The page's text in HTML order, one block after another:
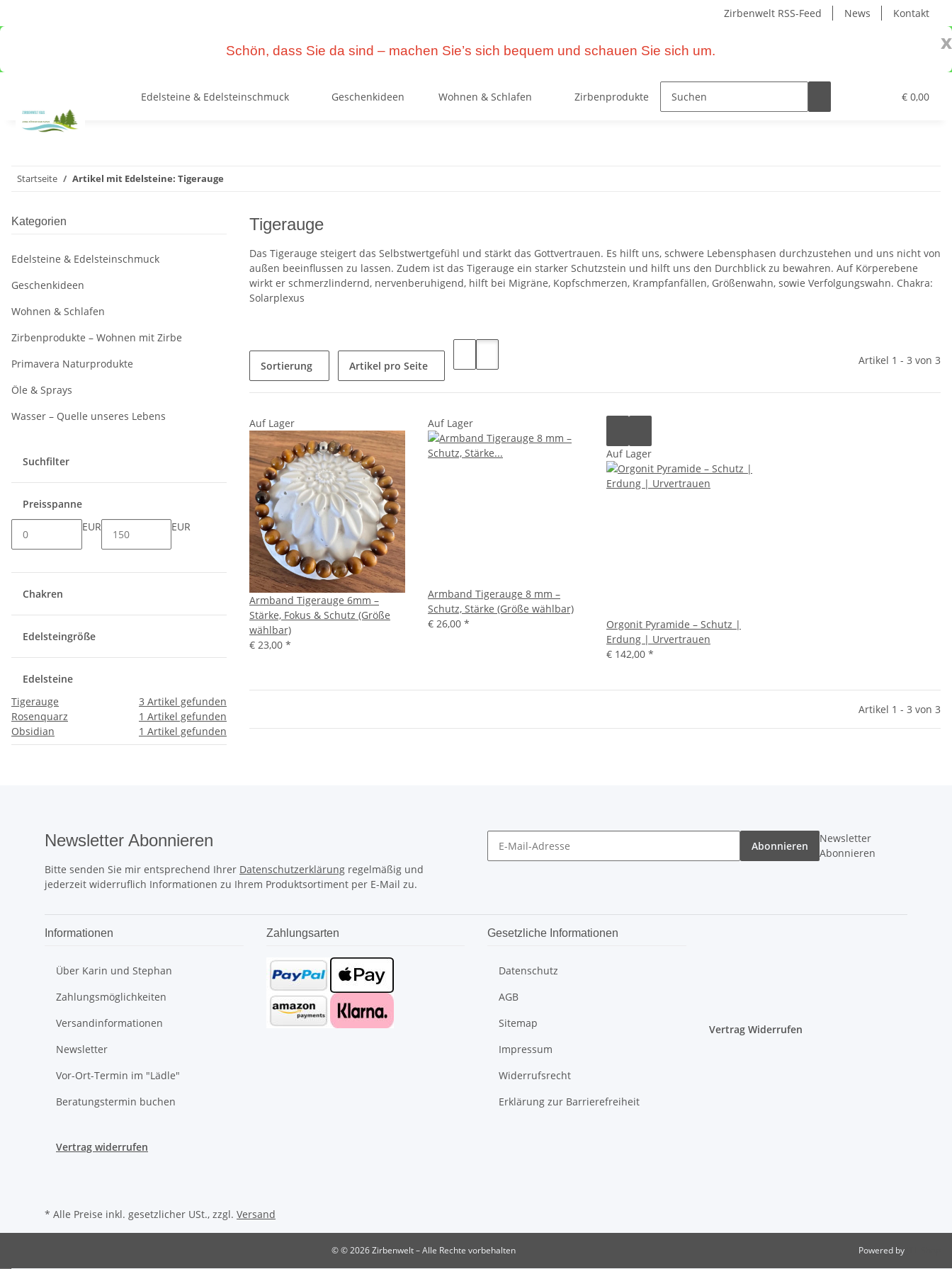
Zirbenwelt RSS-Feed News Kontakt
x
Schön, dass Sie da sind – machen Sie’s sich bequem und schauen Sie sich um.
€ 0,00
Edelsteine & Edelsteinschmuck Geschenkideen Wohnen & Schlafen Zirbenprodukte – Wohnen mit Zirbe Primavera Naturprodukte
Startseite Artikel mit Edelsteine: Tigerauge
Tigerauge
Das Tigerauge steigert das Selbstwertgefühl und stärkt das Gottvertrauen. Es hilft uns, schwere Lebensphasen durchzustehen und uns nicht von
außen beeinflussen zu lassen. Zudem ist das Tigerauge ein starker Schutzstein und hilft uns den Durchblick zu bewahren. Auf Körperebene
wirkt er schmerzlindernd, nervenberuhigend, hilft bei Migräne, Kopfschmerzen, Krampfanfällen, Größenwahn, sowie Verfolgungswahn. Chakra:
Solarplexus
Sortierung Artikel pro Seite Artikel 1 - 3 von 3
Auf Lager
Armband Tigerauge 6mm –
Stärke, Fokus & Schutz (Größe
wählbar)
€ 23,00 *
Auf Lager
Armband Tigerauge 8 mm –
Schutz, Stärke (Größe wählbar)
€ 26,00 *
Auf Lager
Orgonit Pyramide – Schutz |
Erdung | Urvertrauen
€ 142,00 *
Artikel 1 - 3 von 3
Kategorien
Edelsteine & Edelsteinschmuck
Geschenkideen
Wohnen & Schlafen
Zirbenprodukte – Wohnen mit Zirbe
Primavera Naturprodukte
Öle & Sprays
Wasser – Quelle unseres Lebens
Suchfilter
Preisspanne
EUR
EUR
Chakren
Edelsteingröße
Edelsteine
Tigerauge
3 Artikel gefunden
Rosenquarz
1 Artikel gefunden
Obsidian
1 Artikel gefunden
Newsletter Abonnieren
Bitte senden Sie mir entsprechend Ihrer Datenschutzerklärung regelmäßig und
jederzeit widerruflich Informationen zu Ihrem Produktsortiment per E-Mail zu.
Abonnieren
Newsletter
Abonnieren
Informationen
Über Karin und Stephan
Zahlungsmöglichkeiten
Versandinformationen
Newsletter
Vor-Ort-Termin im "Lädle"
Beratungstermin buchen
Zahlungsarten Gesetzliche Informationen
Datenschutz
AGB
Sitemap
Impressum
Widerrufsrecht
Erklärung zur Barrierefreiheit
Vertrag Widerrufen
Vertrag widerrufen
* Alle Preise inkl. gesetzlicher USt., zzgl. Versand
© © 2026 Zirbenwelt – Alle Rechte vorbehalten Powered by